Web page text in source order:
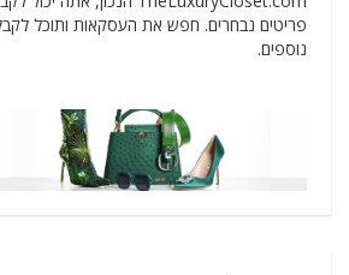
נוספים.